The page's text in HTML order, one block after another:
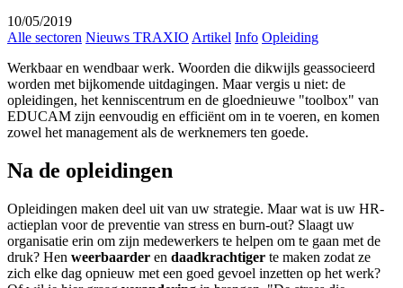
10/05/2019
Alle sectoren Nieuws TRAXIO Artikel Info Opleiding
Werkbaar en wendbaar werk. Woorden die dikwijls geassocieerd
worden met bijkomende uitdagingen. Maar vergis u niet: de
opleidingen, het kenniscentrum en de gloednieuwe "toolbox" van
EDUCAM zijn eenvoudig en efficiënt om in te voeren, en komen
zowel het management als de werknemers ten goede.
Na de opleidingen
Opleidingen maken deel uit van uw strategie. Maar wat is uw HR-
actieplan voor de preventie van stress en burn-out? Slaagt uw
organisatie erin om zijn medewerkers te helpen om te gaan met de
druk? Hen weerbaarder en daadkrachtiger te maken zodat ze
zich elke dag opnieuw met een goed gevoel inzetten op het werk?